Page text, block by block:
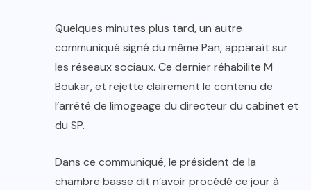
Quelques minutes plus tard, un autre
communiqué signé du même Pan, apparaît sur
les réseaux sociaux. Ce dernier réhabilite M
Boukar, et rejette clairement le contenu de
l’arrêté de limogeage du directeur du cabinet et
du SP.
Dans ce communiqué, le président de la
chambre basse dit n’avoir procédé ce jour à